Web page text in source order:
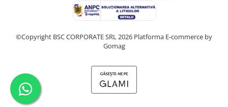
©Copyright BSC CORPORATE SRL 2026 Platforma E-commerce by
Gomag